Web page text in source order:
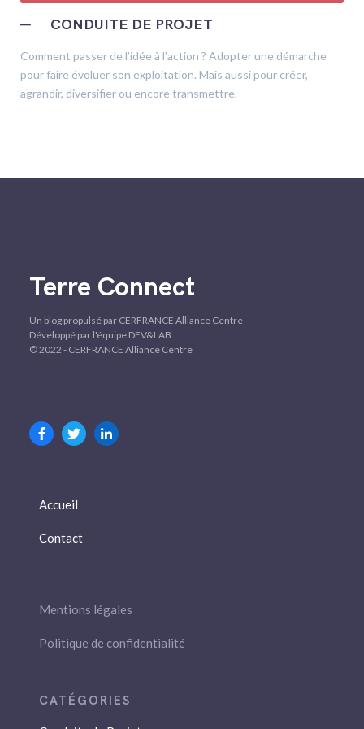
─ CONDUITE DE PROJET
Comment passer de l’idée à l’action ? Adopter une démarche
pour faire évoluer son exploitation. Mais aussi pour créer,
agrandir, diversifier ou encore transmettre.
Terre Connect
Un blog propulsé par CERFRANCE Alliance Centre
Développé par l'équipe DEV&LAB
© 2022 - CERFRANCE Alliance Centre
Accueil
Contact
Mentions légales
Politique de confidentialité